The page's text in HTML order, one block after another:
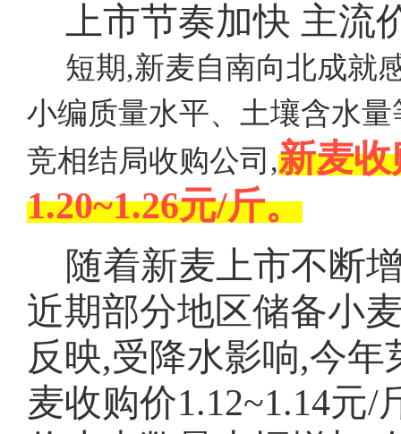
上市节奏加快 主流
短期,新麦自南向北成就
小编质量水平、土壤含水
竞相结局收购公司,新麦
1.20~1.26元/斤。
随着新麦上市不断
近期部分地区储备小
反映,受降水影响,今
麦收购价1.12~1.14元